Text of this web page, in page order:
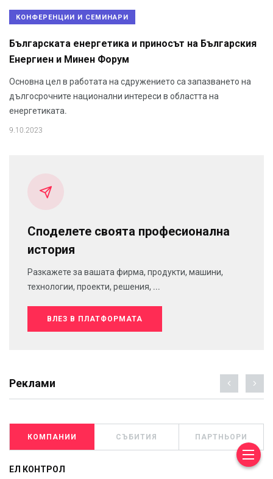
КОНФЕРЕНЦИИ И СЕМИНАРИ
Българската енергетика и приносът на Българския
Енергиен и Минен Форум
Основна цел в работата на сдружението са запазването на
дългосрочните национални интереси в областта на
енергетиката.
9.10.2023
Споделете своята професионална
история
Разкажете за вашата фирма, продукти, машини,
технологии, проекти, решения, ...
ВЛЕЗ В ПЛАТФОРМАТА
Реклами
КОМПАНИИ СЪБИТИЯ ПАРТНЬОРИ
ЕЛ КОНТРОЛ